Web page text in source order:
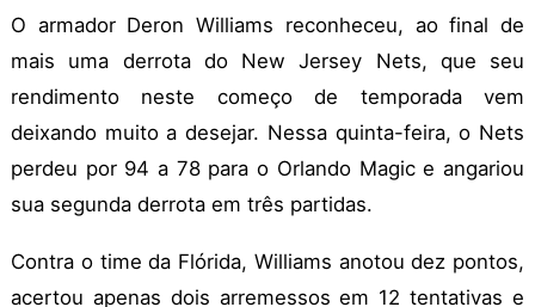
O armador Deron Williams reconheceu, ao final de
mais uma derrota do New Jersey Nets, que seu
rendimento neste começo de temporada vem
deixando muito a desejar. Nessa quinta-feira, o Nets
perdeu por 94 a 78 para o Orlando Magic e angariou
sua segunda derrota em três partidas.
Contra o time da Flórida, Williams anotou dez pontos,
acertou apenas dois arremessos em 12 tentativas e